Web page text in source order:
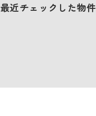
最近チェックした物件